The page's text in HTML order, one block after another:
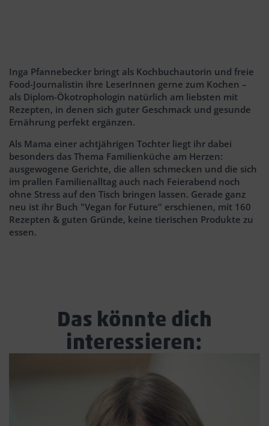
Inga Pfannebecker bringt als Kochbuchautorin und freie
Food-Journalistin ihre LeserInnen gerne zum Kochen –
als Diplom-Ökotrophologin natürlich am liebsten mit
Rezepten, in denen sich guter Geschmack und gesunde
Ernährung perfekt ergänzen.
Als Mama einer achtjährigen Tochter liegt ihr dabei
besonders das Thema Familienküche am Herzen:
ausgewogene Gerichte, die allen schmecken und die sich
im prallen Familienalltag auch nach Feierabend noch
ohne Stress auf den Tisch bringen lassen. Gerade ganz
neu ist ihr Buch "Vegan for Future" erschienen, mit 160
Rezepten & guten Gründe, keine tierischen Produkte zu
essen.
Das könnte dich
interessieren: